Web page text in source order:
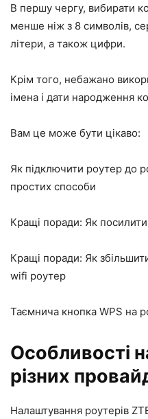
В першу чергу, вибирати
менше ніж з 8 символів,
літери, а також цифри.
Крім того, небажано
імена і дати народження
Вам це може бути цікаво:
Як підключити роутер до
простих способи
Кращі поради: Як
Кращі поради: Як
wifi роутер
Таємнича кнопка WPS на
Особливості
різних
Налаштування роутерів